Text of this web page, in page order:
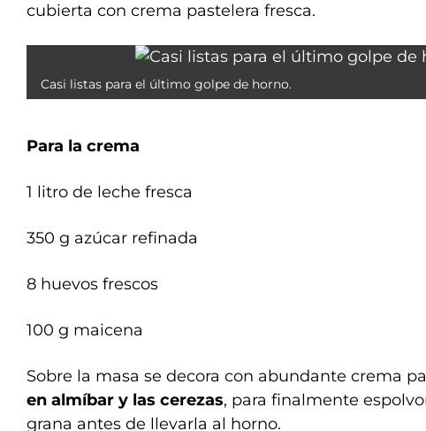
cubierta con crema pastelera fresca.
Casi listas para el último golpe de horno.
Para la crema
1 litro de leche fresca
350 g azúcar refinada
8 huevos frescos
100 g maicena
Sobre la masa se decora con abundante crema
en almíbar y las cerezas, para finalmente
grana antes de llevarla al horno.